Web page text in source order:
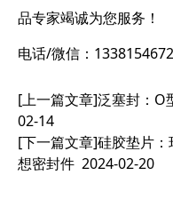
品专家竭诚为您服务！
电话/微信：
[上一篇文章]泛塞封：O
02-14
[下一篇文章]硅胶垫片
想密封件 2024-02-20